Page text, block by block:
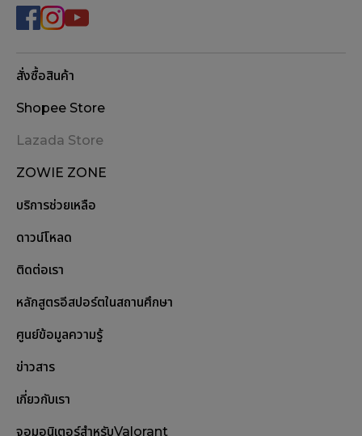
สั่งซื้อสินค้า
Shopee Store
Lazada Store
ZOWIE ZONE
บริการช่วยเหลือ
ดาวน์โหลด
ติดต่อเรา
หลักสูตรอีสปอร์ตในสถานศึกษา
ศูนย์ข้อมูลความรู้
ข่าวสาร
เกี่ยวกับเรา
จอมอนิเตอร์สำหรับValorant